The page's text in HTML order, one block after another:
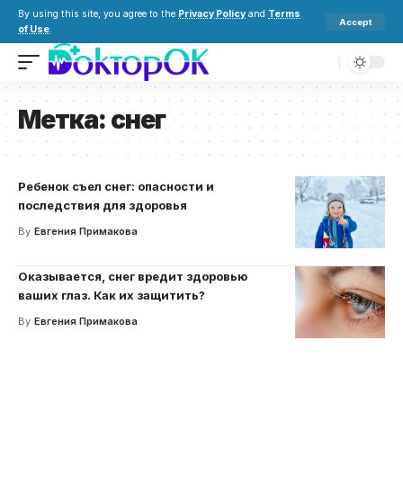
By using this site, you agree to the Privacy Policy and Terms
of Use.
Accept
Метка: снег
Ребенок съел снег: опасности и
последствия для здоровья
By Евгения Примакова
Оказывается, снег вредит здоровью
ваших глаз. Как их защитить?
By Евгения Примакова